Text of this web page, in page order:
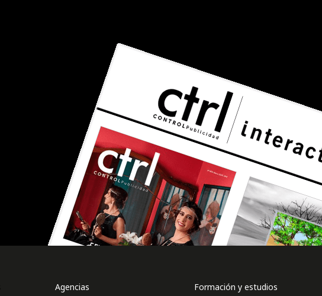
Agencias Formación y estudios